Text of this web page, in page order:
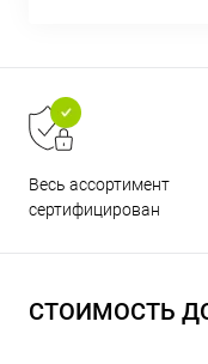
Весь ассортимент
сертифицирован
СТОИМОСТЬ